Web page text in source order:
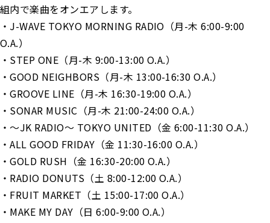
組内で楽曲をオンエアします。
・J-WAVE TOKYO MORNING RADIO（月-木 6:00-9:00
O.A.）
・STEP ONE（月-木 9:00-13:00 O.A.）
・GOOD NEIGHBORS（月-木 13:00-16:30 O.A.）
・GROOVE LINE（月-木 16:30-19:00 O.A.）
・SONAR MUSIC（月-木 21:00-24:00 O.A.）
・～JK RADIO～ TOKYO UNITED（金 6:00-11:30 O.A.）
・ALL GOOD FRIDAY（金 11:30-16:00 O.A.）
・GOLD RUSH（金 16:30-20:00 O.A.）
・RADIO DONUTS（土 8:00-12:00 O.A.）
・FRUIT MARKET（土 15:00-17:00 O.A.）
・MAKE MY DAY（日 6:00-9:00 O.A.）